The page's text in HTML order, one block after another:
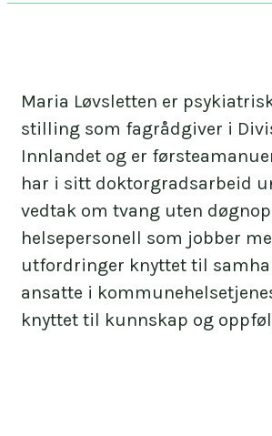
Maria Løvsletten er
stilling som fagrådgiver i
Innlandet og er
har i sitt doktorgradsarbeid
vedtak om tvang uten
helsepersonell som jobber
utfordringer knyttet til
ansatte i
knyttet til kunnskap og